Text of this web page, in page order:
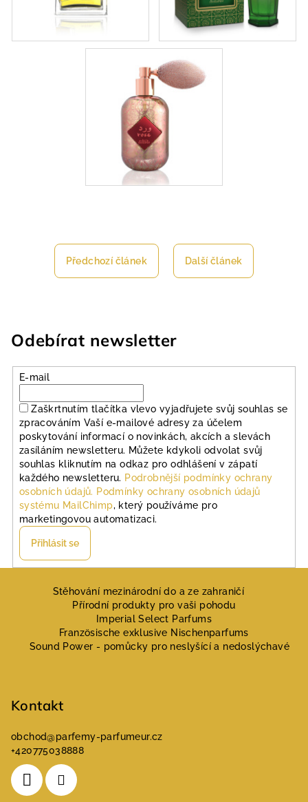
Předchozí článek Další článek
Odebírat newsletter
E-mail
Zaškrtnutím tlačítka vlevo vyjadřujete svůj souhlas se
zpracováním Vaší e-mailové adresy za účelem
poskytování informací o novinkách, akcích a slevách
zasíláním newsletteru. Můžete kdykoli odvolat svůj
souhlas kliknutím na odkaz pro odhlášení v zápatí
každého newsletteru. Podrobnější podmínky ochrany
osobních údajů. Podmínky ochrany osobních údajů
systému MailChimp, který používáme pro
marketingovou automatizaci.
Přihlásit se
Stěhování mezinárodní do a ze zahraničí
Přírodní produkty pro vaši pohodu
Imperial Select Parfums
Französische exklusive Nischenparfums
Sound Power - pomůcky pro neslyšící a nedoslýchavé
Kontakt
obchod@parfemy-parfumeur.cz
+420775038888